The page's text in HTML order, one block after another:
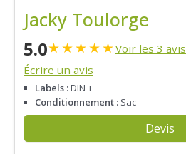
Jacky Toulorge
5.0★★★★★Voir les 3 avis
Écrire un avis
Labels :DIN +
Conditionnement : Sac
Devis